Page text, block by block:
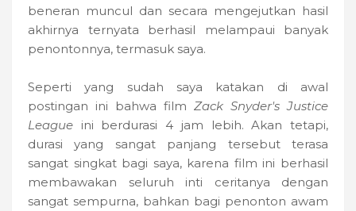
beneran muncul dan secara mengejutkan hasil
akhirnya ternyata berhasil melampaui banyak
penontonnya, termasuk saya.
Seperti yang sudah saya katakan di awal
postingan ini bahwa film Zack Snyder's Justice
League ini berdurasi 4 jam lebih. Akan tetapi,
durasi yang sangat panjang tersebut terasa
sangat singkat bagi saya, karena film ini berhasil
membawakan seluruh inti ceritanya dengan
sangat sempurna, bahkan bagi penonton awam